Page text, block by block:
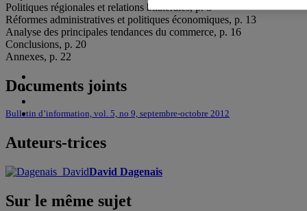
Politiques régionales et relations bilatérales, p. 8
Réformes administratives et politiques économiques, p. 13
Analyse des principales tendances du commerce, p. 16
Conclusions, p. 20
Annexes, p. 22
Documents joints
Bulletin d’information, vol. 5, no 9, septembre-octobre 2012
Auteurs-trices
David Dagenais
Sur le même sujet